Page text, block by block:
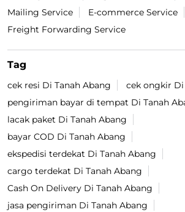
Mailing Service
E-commerce Service
Freight Forwarding Service
Tag
cek resi Di Tanah Abang
cek ongkir Di
pengiriman bayar di tempat Di Tanah
lacak paket Di Tanah Abang
bayar COD Di Tanah Abang
ekspedisi terdekat Di Tanah Abang
cargo terdekat Di Tanah Abang
Cash On Delivery Di Tanah Abang
jasa pengiriman Di Tanah Abang